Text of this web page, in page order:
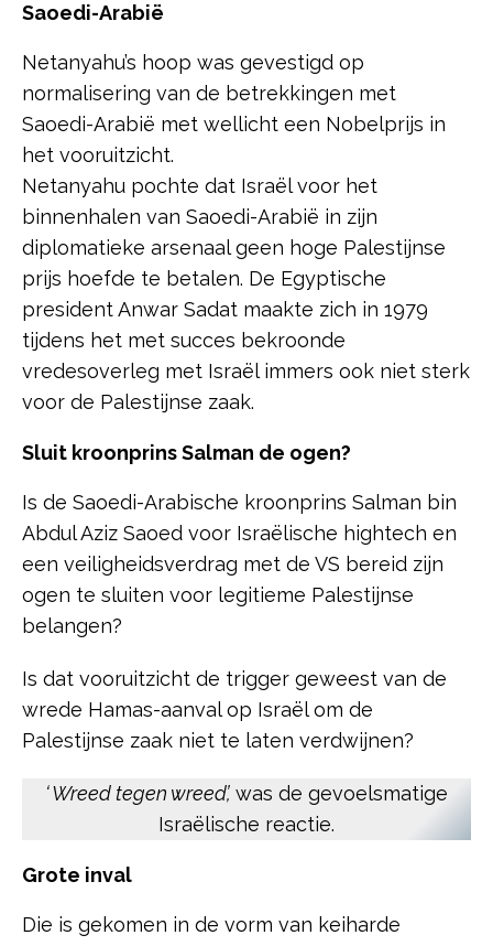
Saoedi-Arabië
Netanyahu’s hoop was gevestigd op
normalisering van de betrekkingen met
Saoedi-Arabië met wellicht een Nobelprijs in
het vooruitzicht.
Netanyahu pochte dat Israël voor het
binnenhalen van Saoedi-Arabië in zijn
diplomatieke arsenaal geen hoge Palestijnse
prijs hoefde te betalen. De Egyptische
president Anwar Sadat maakte zich in 1979
tijdens het met succes bekroonde
vredesoverleg met Israël immers ook niet sterk
voor de Palestijnse zaak.
Sluit kroonprins Salman de ogen?
Is de Saoedi-Arabische kroonprins Salman bin
Abdul Aziz Saoed voor Israëlische hightech en
een veiligheidsverdrag met de VS bereid zijn
ogen te sluiten voor legitieme Palestijnse
belangen?
Is dat vooruitzicht de trigger geweest van de
wrede Hamas-aanval op Israël om de
Palestijnse zaak niet te laten verdwijnen?
‘ Wreed tegen wreed’, was de gevoelsmatige
Israëlische reactie.
Grote inval
Die is gekomen in de vorm van keiharde